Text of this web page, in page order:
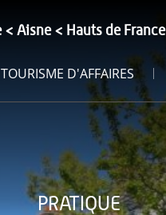
Aisne Hauts de France
TOURISME D'AFFAIRES
PRATIQUE